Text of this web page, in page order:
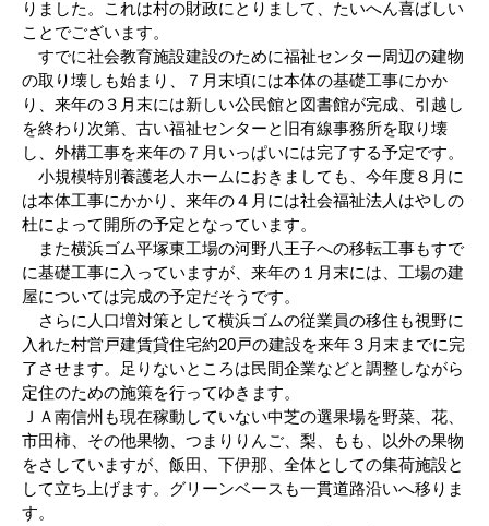
りました。これは村の財政にとりまして、たいへん喜ばしい
ことでございます。
すでに社会教育施設建設のために福祉センター周辺の建物
の取り壊しも始まり、７月末頃には本体の基礎工事にかか
り、来年の３月末には新しい公民館と図書館が完成、引越し
を終わり次第、古い福祉センターと旧有線事務所を取り壊
し、外構工事を来年の７月いっぱいには完了する予定です。
小規模特別養護老人ホームにおきましても、今年度８月に
は本体工事にかかり、来年の４月には社会福祉法人はやしの
杜によって開所の予定となっています。
また横浜ゴム平塚東工場の河野八王子への移転工事もすで
に基礎工事に入っていますが、来年の１月末には、工場の建
屋については完成の予定だそうです。
さらに人口増対策として横浜ゴムの従業員の移住も視野に
入れた村営戸建賃貸住宅約20戸の建設を来年３月末までに完
了させます。足りないところは民間企業などと調整しながら
定住のための施策を行ってゆきます。
ＪＡ南信州も現在稼動していない中芝の選果場を野菜、花、
市田柿、その他果物、つまりりんご、梨、もも、以外の果物
をさしていますが、飯田、下伊那、全体としての集荷施設と
して立ち上げます。グリーンベースも一貫道路沿いへ移りま
す。